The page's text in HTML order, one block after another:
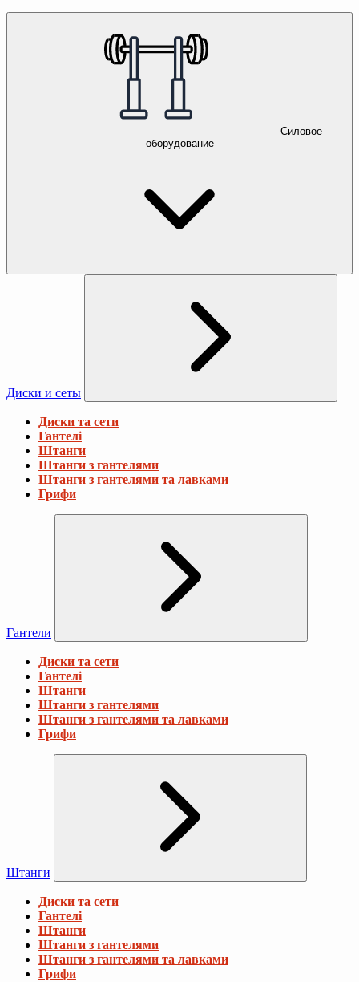
Силовое
оборудование
Диски и сеты
Диски та сети
Гантелі
Штанги
Штанги з гантелями
Штанги з гантелями та лавками
Грифи
Гантели
Диски та сети
Гантелі
Штанги
Штанги з гантелями
Штанги з гантелями та лавками
Грифи
Штанги
Диски та сети
Гантелі
Штанги
Штанги з гантелями
Штанги з гантелями та лавками
Грифи